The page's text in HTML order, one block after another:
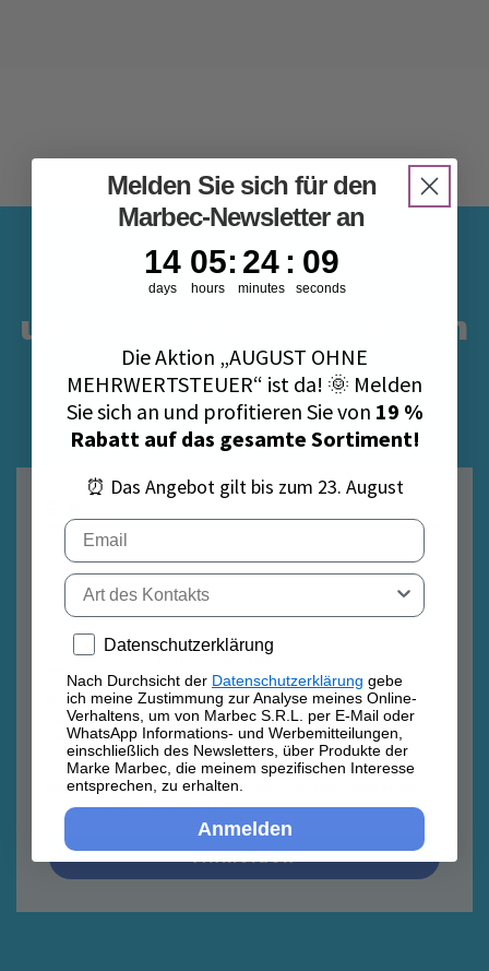
Melden Sie sich für
unseren Newsletter an
Melden Sie sich für unseren
Newsletter an, um sofort 10 % auf
Ihre erste Bestellung zu erhalten.
Datenschutzrichtlinie
Datenschutzrichtlinie
Nach Durchsicht derDatenschutzerklärung gebe ich
meine Zustimmung zur Analyse meines Online-
Verhaltens, um von Marbec S.R.L. per E-Mail oder
WhatsApp Informations- und Werbemitteilungen,
einschließlich des Newsletters, über Produkte der
Marke Marbec, die meinem spezifischen Interesse
entsprechen, zu erhalten.
Anmelden
Melden Sie sich für den
Marbec-Newsletter an
Countdown ends in:
14
14
days
5
05
hours
: 24
24
minutes
: 8
08
seconds
Die Aktion „AUGUST OHNE
MEHRWERTSTEUER“ ist da! 🌞 Melden
Sie sich an und profitieren Sie von 19 %
Rabatt auf das gesamte Sortiment!
⏰ Das Angebot gilt bis zum 23. August
Email
Tipo di contatto
Privacy policy
Datenschutzerklärung
Nach Durchsicht der Datenschutzerklärung gebe
ich meine Zustimmung zur Analyse meines Online-
Verhaltens, um von Marbec S.R.L. per E-Mail oder
WhatsApp Informations- und Werbemitteilungen,
einschließlich des Newsletters, über Produkte der
Marke Marbec, die meinem spezifischen Interesse
entsprechen, zu erhalten.
Anmelden